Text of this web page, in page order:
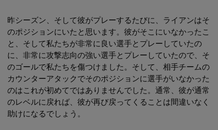
昨シーズン、そして彼がプレーするたびに、ライアンはそ
のポジションにいたと思います。彼がそこにいなかったこ
と、そして私たちが非常に良い選手とプレーしていたの
に、非常に攻撃志向の強い選手とプレーしていたので、そ
のゴールで私たちを傷つけました。そして、相手チームの
カウンターアタックでそのポジションに選手がいなかった
のはこれが初めてではありませんでした。通常、彼が通常
のレベルに戻れば、彼が再び戻ってくることは間違いなく
助けになるでしょう。